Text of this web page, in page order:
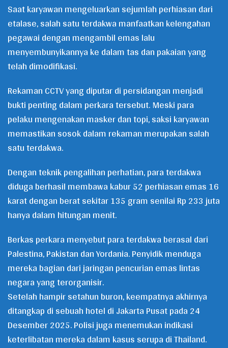
Saat karyawan mengeluarkan sejumlah perhiasan dari
etalase, salah satu terdakwa manfaatkan kelengahan
pegawai dengan mengambil emas lalu
menyembunyikannya ke dalam tas dan pakaian yang
telah dimodifikasi.
Rekaman CCTV yang diputar di persidangan menjadi
bukti penting dalam perkara tersebut. Meski para
pelaku mengenakan masker dan topi, saksi karyawan
memastikan sosok dalam rekaman merupakan salah
satu terdakwa.
Dengan teknik pengalihan perhatian, para terdakwa
diduga berhasil membawa kabur 52 perhiasan emas 16
karat dengan berat sekitar 135 gram senilai Rp 233 juta
hanya dalam hitungan menit.
Berkas perkara menyebut para terdakwa berasal dari
Palestina, Pakistan dan Yordania. Penyidik menduga
mereka bagian dari jaringan pencurian emas lintas
negara yang terorganisir.
Setelah hampir setahun buron, keempatnya akhirnya
ditangkap di sebuah hotel di Jakarta Pusat pada 24
Desember 2025. Polisi juga menemukan indikasi
keterlibatan mereka dalam kasus serupa di Thailand.